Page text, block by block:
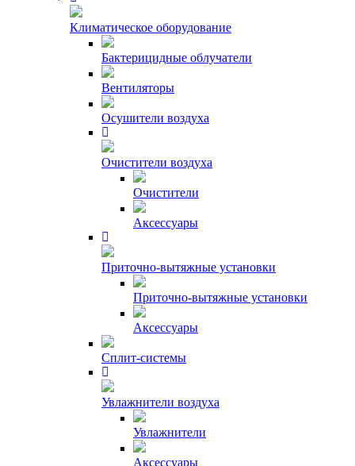
Климатическое оборудование
Бактерицидные облучатели
Вентиляторы
Осушители воздуха
Очистители воздуха
Очистители
Аксессуары
Приточно-вытяжные установки
Приточно-вытяжные установки
Аксессуары
Сплит-системы
Увлажнители воздуха
Увлажнители
Аксессуары